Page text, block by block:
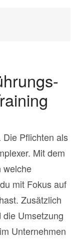
Pflichten als
Mit dem
welche
mit Fokus auf
Zusätzlich
Umsetzung
Unternehmen